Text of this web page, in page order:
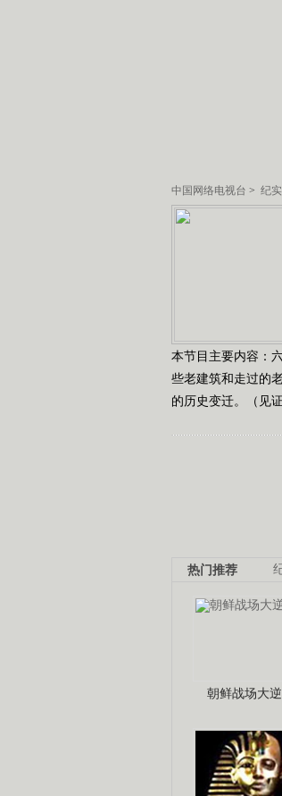
中国网络电视台 > 纪
本节目主要内容：
些老建筑和走过的
的历史变迁。（见
热门推荐
朝鲜战场大